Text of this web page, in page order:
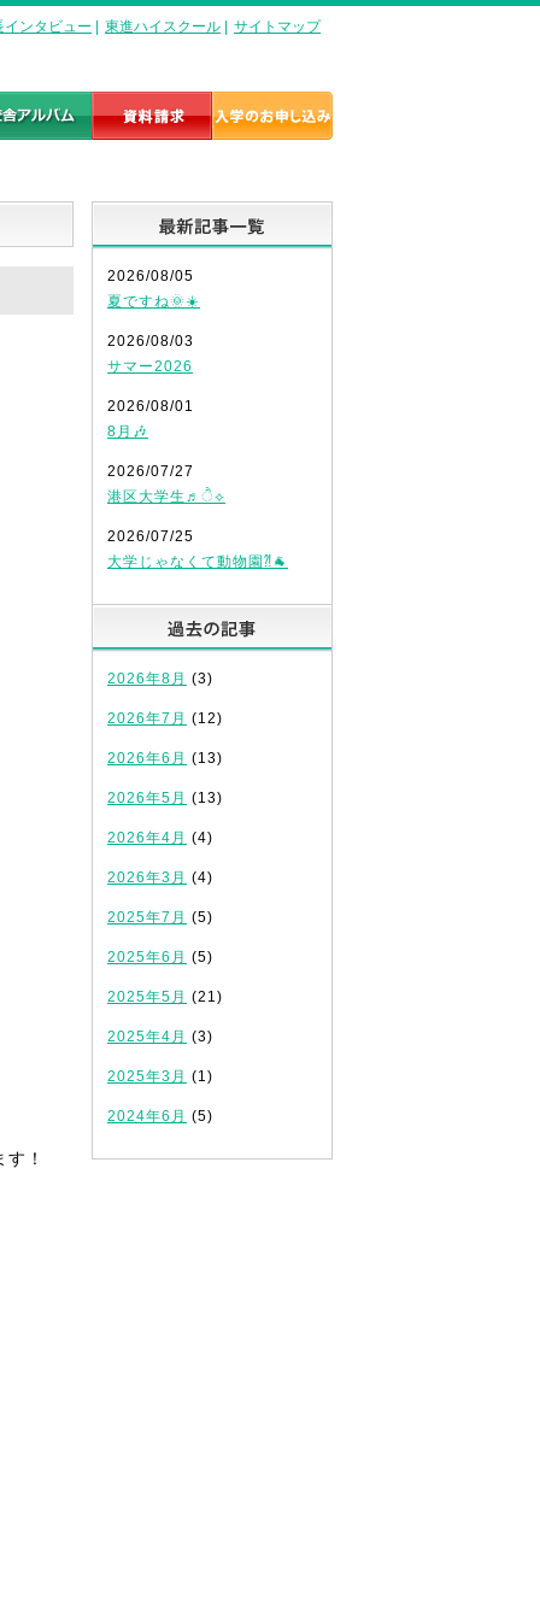
インタビュー 東進ハイスクール サイトマップ
！
2026/08/05
夏ですね🌞☀️
2026/08/03
サマー2026
2026/08/01
8月🎶
2026/07/27
港区大学生♬ੈ⟡
2026/07/25
大学じゃなくて動物園⁈🐐
2026年8月 (3)
2026年7月 (12)
2026年6月 (13)
2026年5月 (13)
2026年4月 (4)
2026年3月 (4)
2025年7月 (5)
2025年6月 (5)
2025年5月 (21)
2025年4月 (3)
2025年3月 (1)
2024年6月 (5)